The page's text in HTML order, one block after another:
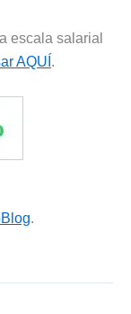
escala salarial
AQUÍ .
.